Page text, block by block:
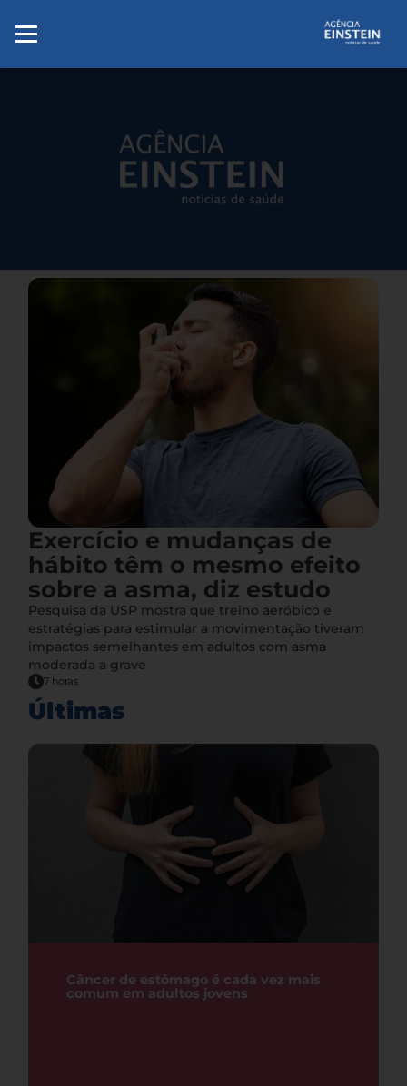
Exercício e mudanças de
hábito têm o mesmo efeito
sobre a asma, diz estudo
Pesquisa da USP mostra que treino aeróbico e
estratégias para estimular a movimentação tiveram
impactos semelhantes em adultos com asma
moderada a grave
7 horas
Últimas
Câncer de estômago é cada vez mais
comum em adultos jovens